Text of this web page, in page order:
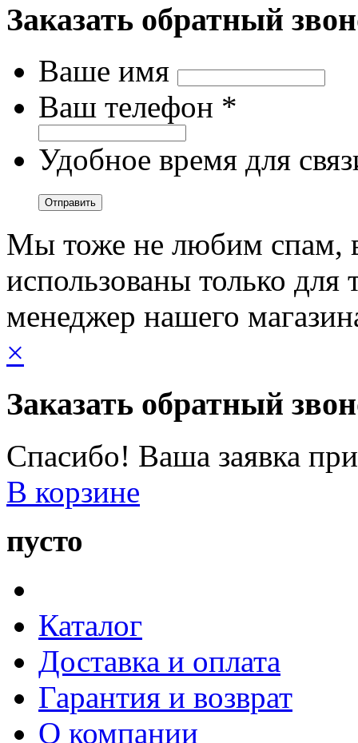
Заказать обратный
Ваше имя
Ваш телефон *
Удобное время для
Мы тоже не любим спам,
использованы только для
менеджер нашего
×
Заказать обратный
Спасибо! Ваша заявка
В корзине
пусто
Каталог
Доставка и оплата
Гарантия и возврат
О компании